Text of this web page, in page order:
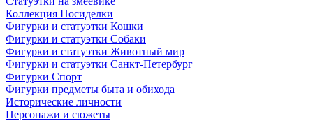
Коллекция Посиделки
Фигурки и статуэтки Кошки
Фигурки и статуэтки Собаки
Фигурки и статуэтки Животный мир
Фигурки и статуэтки Санкт-Петербург
Фигурки Спорт
Фигурки предметы быта и обихода
Исторические личности
Персонажи и сюжеты